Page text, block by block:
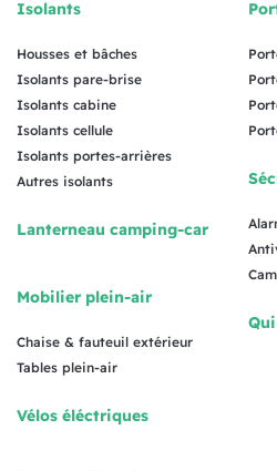
Isolants
Housses et bâches
Isolants pare-brise
Isolants cabine
Isolants cellule
Isolants portes-arrières
Autres isolants
Lanterneau camping-car
Mobilier plein-air
Chaise & fauteuil extérieur
Tables plein-air
Vélos éléctriques